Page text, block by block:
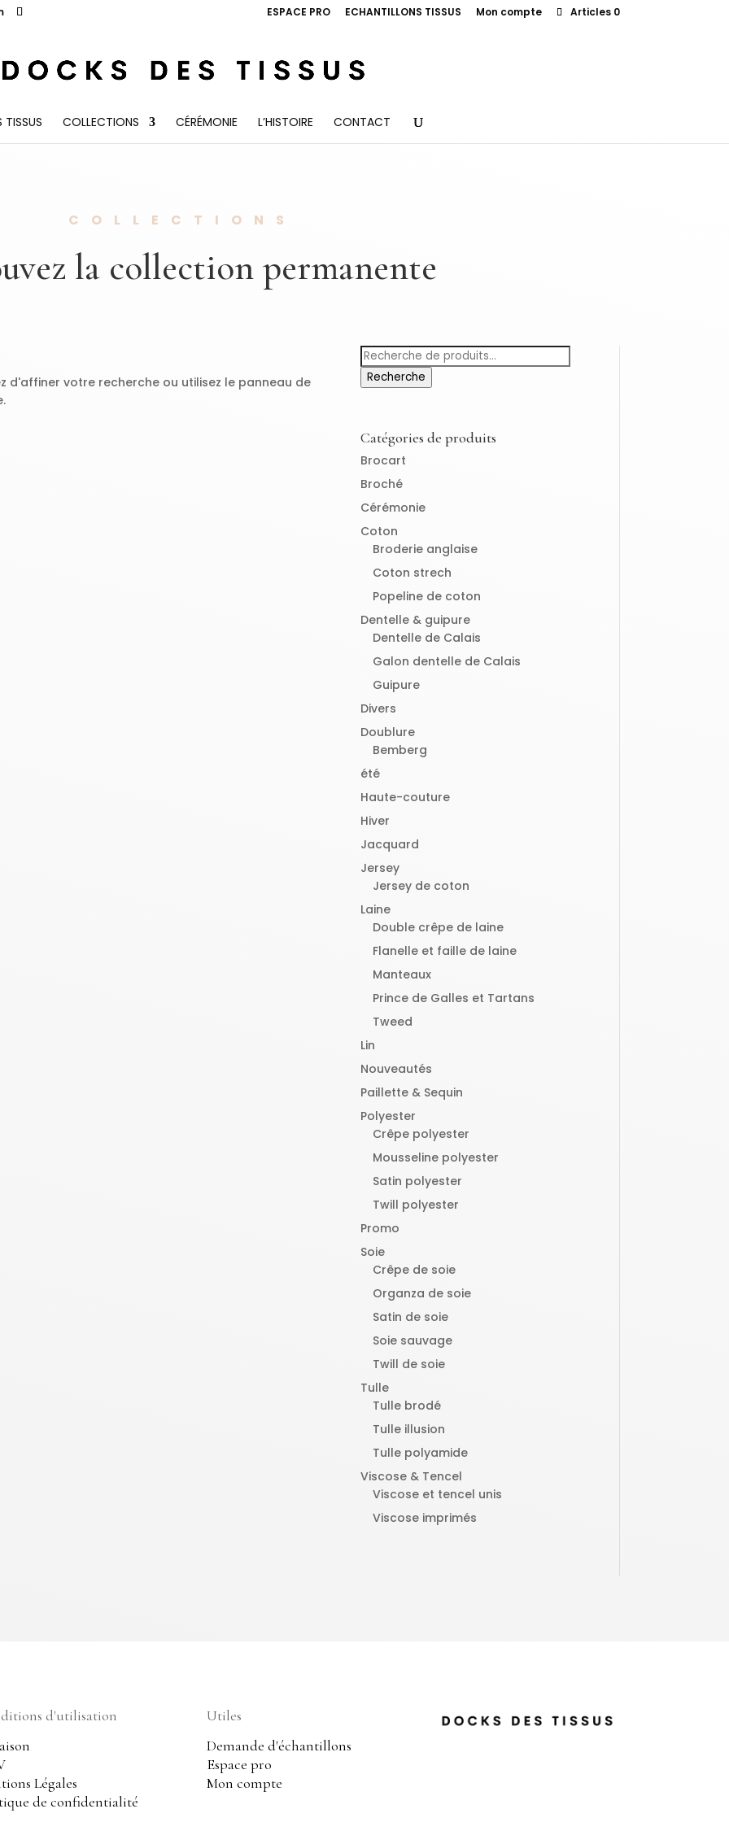
ESPACE PRO ECHANTILLONS TISSUS Mon compte Articles 0
TISSUS COLLECTIONS CÉRÉMONIE L’HISTOIRE CONTACT
COLLECTIONS
la collection permanente
d'affiner votre recherche ou utilisez le panneau de
Recherche
pour :
Recherche
Catégories de produits
Brocart
Broché
Cérémonie
Coton
Broderie anglaise
Coton strech
Popeline de coton
Dentelle & guipure
Dentelle de Calais
Galon dentelle de Calais
Guipure
Divers
Doublure
Bemberg
été
Haute-couture
Hiver
Jacquard
Jersey
Jersey de coton
Laine
Double crêpe de laine
Flanelle et faille de laine
Manteaux
Prince de Galles et Tartans
Tweed
Lin
Nouveautés
Paillette & Sequin
Polyester
Crêpe polyester
Mousseline polyester
Satin polyester
Twill polyester
Promo
Soie
Crêpe de soie
Organza de soie
Satin de soie
Soie sauvage
Twill de soie
Tulle
Tulle brodé
Tulle illusion
Tulle polyamide
Viscose & Tencel
Viscose et tencel unis
Viscose imprimés
d'utilisation
Légales
de confidentialité
Utiles
Demande d'échantillons
Espace pro
Mon compte